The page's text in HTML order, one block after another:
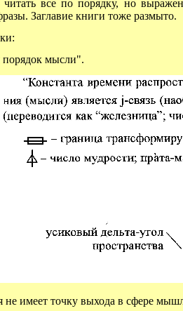
все по порядку, но
Заглавие книги тоже размыто.
мысли".
имеет точку выхода в сфере